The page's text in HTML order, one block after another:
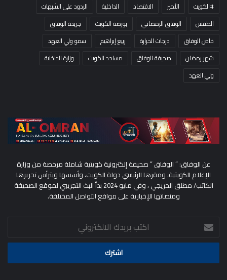
#الكويت الأمير الاقتصاد الداخلية
الردود على الشبهات
الطقس
الوفاق الرمضاني بورصة الكويت
جريدة الوفاق
خاص الوفاق
درجات الحرارة ربيع إبراهيم
سمو ولي العهد
شهر رمضان
صحيفة الوفاق مساجد الكويت
وزارة الداخلية
ولي العهد
عن الوفاق: ” الوفاق ” صحيفة إلكترونية كويتية شاملة مرخصة من وزارة
الإعلام الكويتية، ومقرها الرئيسي دولة الكويت، وأسسها ويترأس تحريرها
الكاتب/ مطلق الحريجي ، وفي مايو 2024 بدأ البث التجريبي لموقع الصحيفة
ومنصاتها الإخبارية على مواقع التواصل المختلفة.
اكتب
بريدك
الالكتروني